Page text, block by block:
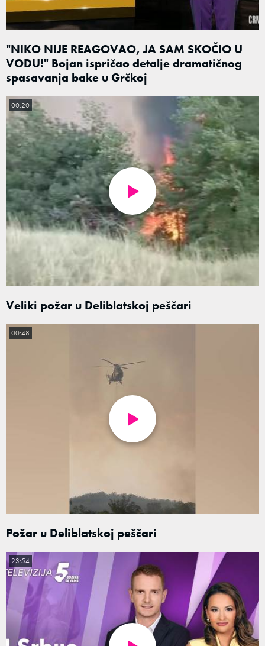
"NIKO NIJE REAGOVAO, JA SAM SKOČIO U
VODU!" Bojan ispričao detalje dramatičnog
spasavanja bake u Grčkoj
Veliki požar u Deliblatskoj peščari
00:20
Požar u Deliblatskoj peščari
00:48
23:54